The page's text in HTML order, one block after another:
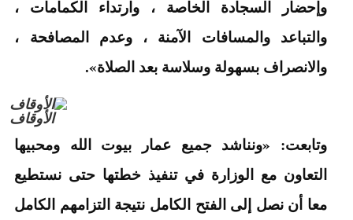
وإحضار السجادة الخاصة ، وارتداء الكمامات ،
والتباعد والمسافات الآمنة ، وعدم المصافحة ،
والانصراف بسهولة وسلاسة بعد الصلاة».
الأوقاف
وتابعت: «ونناشد جميع عمار بيوت الله ومحبيها
التعاون مع الوزارة في تنفيذ خطتها حتى نستطيع
معا أن نصل إلى الفتح الكامل نتيجة التزامهم الكامل